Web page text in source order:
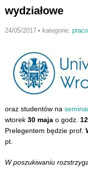
wydziałowe
24/05/2017 • kategorie:
oraz studentów na
wtorek 30 maja o godz.
Prelegentem będzie prof.
pt.
W poszukiwaniu